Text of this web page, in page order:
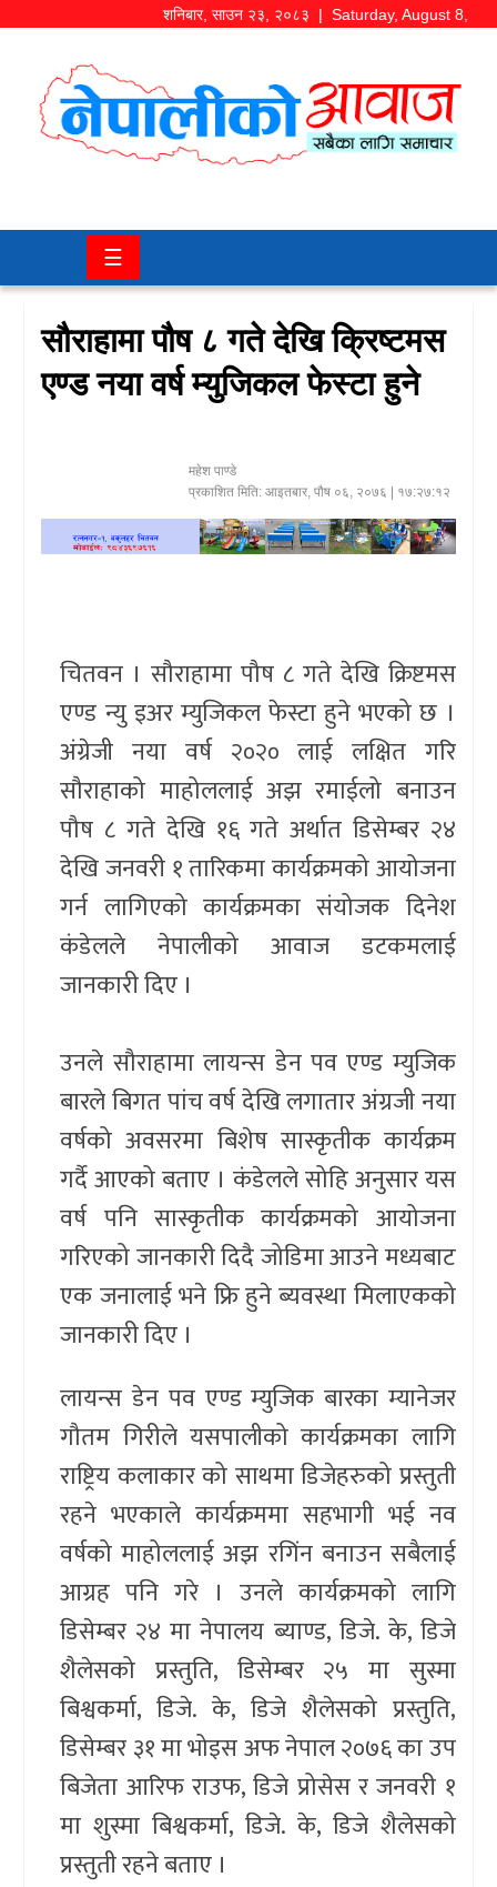
शनिबार, साउन २३, २०८३ | Saturday, August 8,
समाज/
चितवन
कला/
मनोरञ्जन
खेलकुद
स्वास्थ्य/
रोचक
विचार/
☰
सौराहामा पौष ८ गते देखि क्रिष्टमस
एण्ड नया वर्ष म्युजिकल फेस्टा हुने
महेश पाण्डे
प्रकाशित मिति: आइतबार, पौष ०६, २०७६ | १७:२७:१२
चितवन । सौराहामा पौष ८ गते देखि क्रिष्टमस
एण्ड न्यु इअर म्युजिकल फेस्टा हुने भएको छ ।
अंग्रेजी नया वर्ष २०२० लाई लक्षित गरि
सौराहाको माहोललाई अझ रमाईलो बनाउन
पौष ८ गते देखि १६ गते अर्थात डिसेम्बर २४
देखि जनवरी १ तारिकमा कार्यक्रमको आयोजना
गर्न लागिएको कार्यक्रमका संयोजक दिनेश
कंडेलले नेपालीको आवाज डटकमलाई
जानकारी दिए ।
उनले सौराहामा लायन्स डेन पव एण्ड म्युजिक
बारले बिगत पांच वर्ष देखि लगातार अंग्रजी नया
वर्षको अवसरमा बिशेष सास्कृतीक कार्यक्रम
गर्दै आएको बताए । कंडेलले सोहि अनुसार यस
वर्ष पनि सास्कृतीक कार्यक्रमको आयोजना
गरिएको जानकारी दिदै जोडिमा आउने मध्यबाट
एक जनालाई भने फ्रि हुने ब्यवस्था मिलाएकको
जानकारी दिए ।
लायन्स डेन पव एण्ड म्युजिक बारका म्यानेजर
गौतम गिरीले यसपालीको कार्यक्रमका लागि
राष्ट्रिय कलाकार को साथमा डिजेहरुको प्रस्तुती
रहने भएकाले कार्यक्रममा सहभागी भई नव
वर्षको माहोललाई अझ रगिंन बनाउन सबैलाई
आग्रह पनि गरे । उनले कार्यक्रमको लागि
डिसेम्बर २४ मा नेपालय ब्याण्ड, डिजे. के, डिजे
शैलेसको प्रस्तुति, डिसेम्बर २५ मा सुस्मा
बिश्वकर्मा, डिजे. के, डिजे शैलेसको प्रस्तुति,
डिसेम्बर ३१ मा भोइस अफ नेपाल २०७६ का उप
बिजेता आरिफ राउफ, डिजे प्रोसेस र जनवरी १
मा शुस्मा बिश्वकर्मा, डिजे. के, डिजे शैलेसको
प्रस्तुती रहने बताए ।